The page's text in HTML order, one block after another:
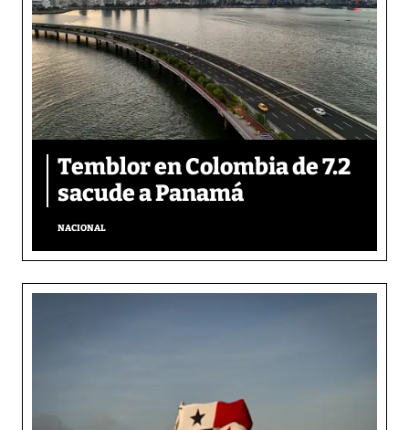
Temblor en Colombia de 7.2
sacude a Panamá
NACIONAL